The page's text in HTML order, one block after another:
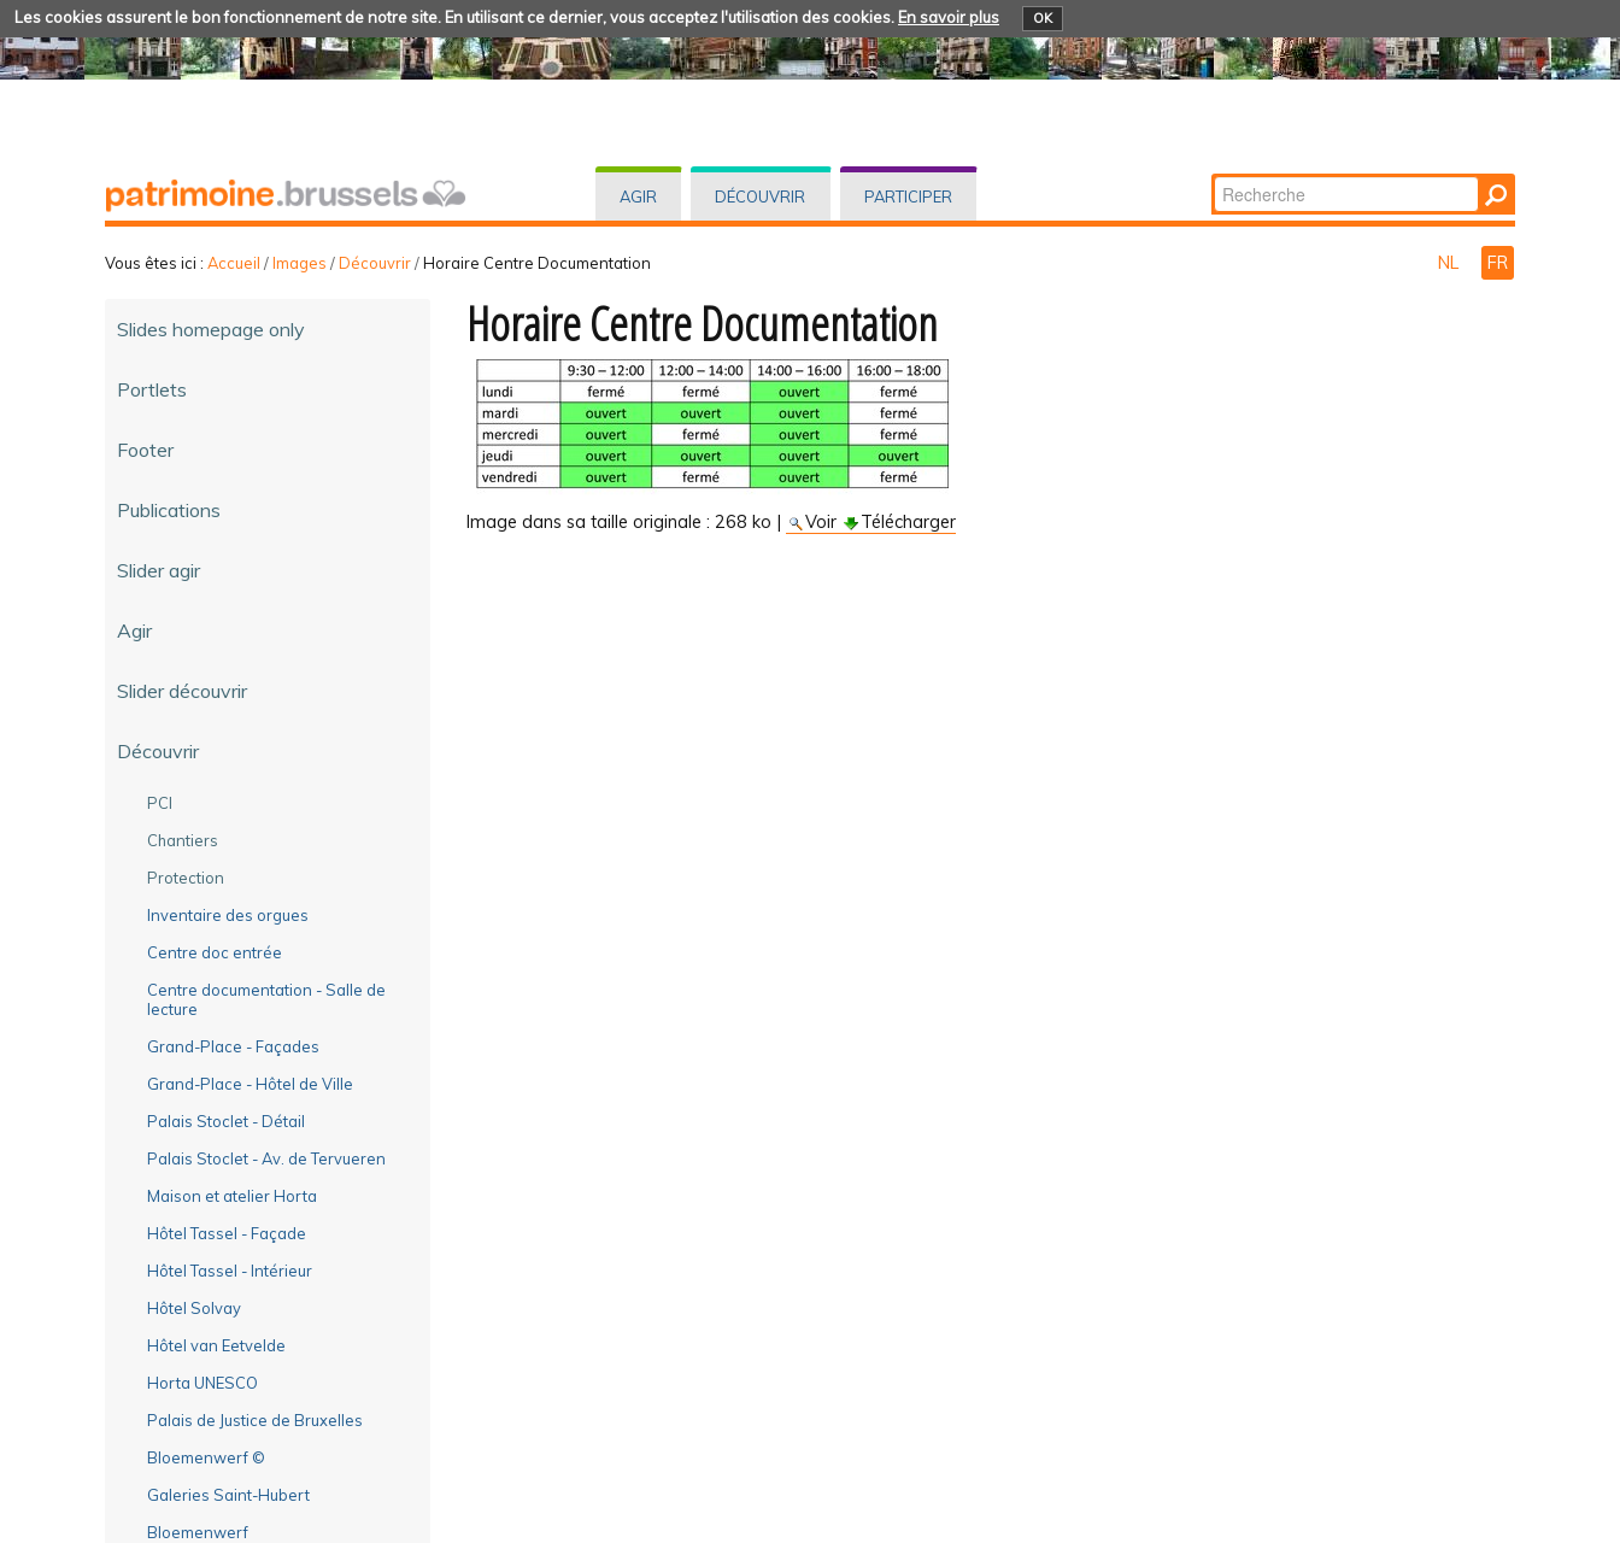
Les cookies assurent le bon fonctionnement de notre site. En utilisant ce dernier, vous acceptez l'utilisation des cookies. En savoir plus OK
AGIR DÉCOUVRIR PARTICIPER Chercher par
Recherche
Vous êtes ici : Accueil /Images /Découvrir/Horaire Centre Documentation NL FR
Slides homepage only
Portlets
Footer
Publications
Slider agir
Agir
Slider découvrir
Découvrir
PCI
Chantiers
Protection
Inventaire des orgues
Centre doc entrée
Centre documentation - Salle de
lecture
Grand-Place - Façades
Grand-Place - Hôtel de Ville
Palais Stoclet - Détail
Palais Stoclet - Av. de Tervueren
Maison et atelier Horta
Hôtel Tassel - Façade
Hôtel Tassel - Intérieur
Hôtel Solvay
Hôtel van Eetvelde
Horta UNESCO
Palais de Justice de Bruxelles
Bloemenwerf ©
Galeries Saint-Hubert
Bloemenwerf
Horaire Centre Documentation
Image dans sa taille originale : 268 ko | Voir Télécharger